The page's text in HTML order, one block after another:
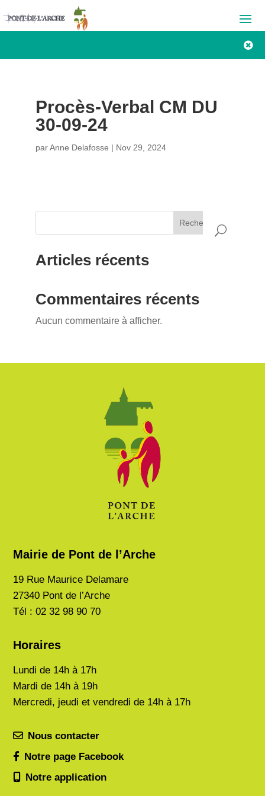

Procès-Verbal CM DU
30-09-24
parAnne Delafosse | Nov 29, 2024
Rechercher
Articles récents
Commentaires récents
Aucun commentaire à afficher.
Mairie de Pont de l’Arche
19 Rue Maurice Delamare
27340 Pont de l’Arche
Tél : 02 32 98 90 70
Horaires
Lundi de 14h à 17h
Mardi de 14h à 19h
Mercredi, jeudi et vendredi de 14h à 17h
Nous contacter
Notre page Facebook
Notre application